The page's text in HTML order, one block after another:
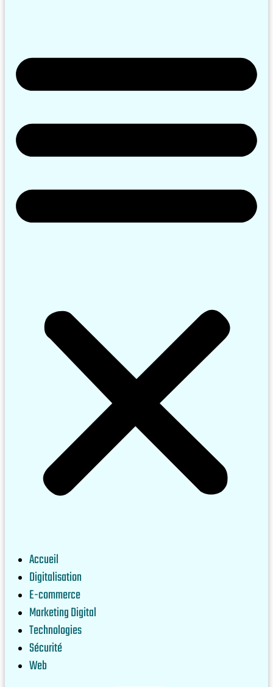
Accueil
Digitalisation
E-commerce
Marketing Digital
Technologies
Sécurité
Web